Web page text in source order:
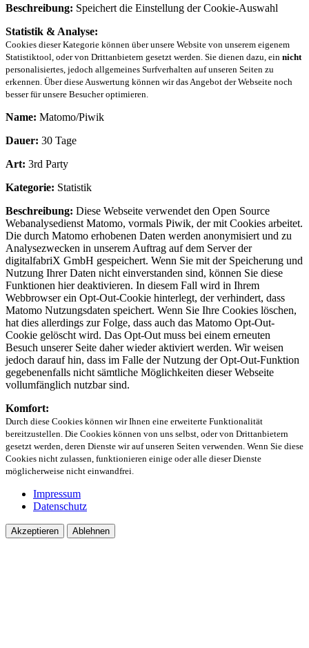
Beschreibung: Speichert die Einstellung der Cookie-Auswahl
Statistik & Analyse:
Cookies dieser Kategorie können über unsere Website von unserem eigenem
Statistiktool, oder von Drittanbietern gesetzt werden. Sie dienen dazu, ein nicht
personalisiertes, jedoch allgemeines Surfverhalten auf unseren Seiten zu
erkennen. Über diese Auswertung können wir das Angebot der Webseite noch
besser für unsere Besucher optimieren.
Name: Matomo/Piwik
Dauer: 30 Tage
Art: 3rd Party
Kategorie: Statistik
Beschreibung: Diese Webseite verwendet den Open Source
Webanalysedienst Matomo, vormals Piwik, der mit Cookies arbeitet.
Die durch Matomo erhobenen Daten werden anonymisiert und zu
Analysezwecken in unserem Auftrag auf dem Server der
digitalfabriX GmbH gespeichert. Wenn Sie mit der Speicherung und
Nutzung Ihrer Daten nicht einverstanden sind, können Sie diese
Funktionen hier deaktivieren. In diesem Fall wird in Ihrem
Webbrowser ein Opt-Out-Cookie hinterlegt, der verhindert, dass
Matomo Nutzungsdaten speichert. Wenn Sie Ihre Cookies löschen,
hat dies allerdings zur Folge, dass auch das Matomo Opt-Out-
Cookie gelöscht wird. Das Opt-Out muss bei einem erneuten
Besuch unserer Seite daher wieder aktiviert werden. Wir weisen
jedoch darauf hin, dass im Falle der Nutzung der Opt-Out-Funktion
gegebenenfalls nicht sämtliche Möglichkeiten dieser Webseite
vollumfänglich nutzbar sind.
Komfort:
Durch diese Cookies können wir Ihnen eine erweiterte Funktionalität
bereitzustellen. Die Cookies können von uns selbst, oder von Drittanbietern
gesetzt werden, deren Dienste wir auf unseren Seiten verwenden. Wenn Sie diese
Cookies nicht zulassen, funktionieren einige oder alle dieser Dienste
möglicherweise nicht einwandfrei.
Impressum
Datenschutz
Akzeptieren Ablehnen